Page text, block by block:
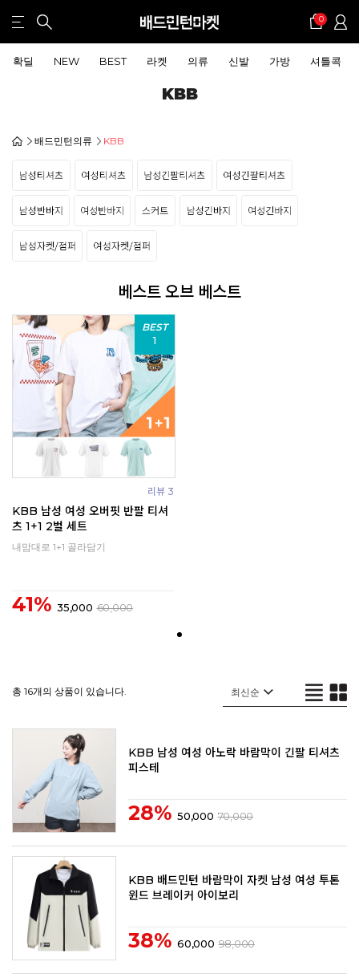
0
확딜 NEW BEST 라켓 의류 신발 가방 셔틀콕
KBB
배드민턴의류 KBB
베스트 오브 베스트
BEST
1
리뷰 3
KBB 남성 여성 오버핏 반팔 티셔
츠 1+1 2벌 세트
내맘대로 1+1 골라담기
41% 35,000 60,000
총 16개의 상품이 있습니다.
KBB 남성 여성 아노락 바람막이 긴팔 티셔츠
피스테
28% 50,000 70,000
KBB 배드민턴 바람막이 자켓 남성 여성 투톤
윈드 브레이커 아이보리
38% 60,000 98,000